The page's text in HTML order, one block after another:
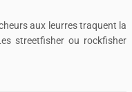
aux leurres traquent la
streetfisher ou rockfisher